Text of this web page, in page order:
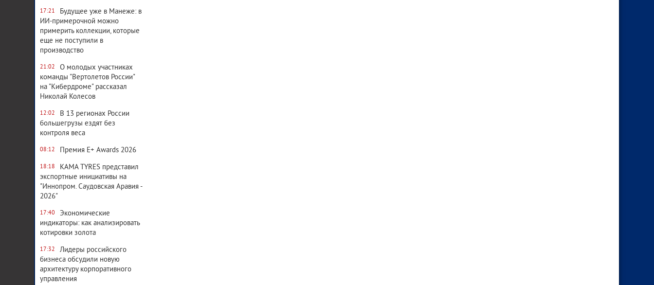
17:21
Будущее уже в Манеже: в
ИИ-примерочной можно
примерить коллекции, которые
еще не поступили в
производство
21:02
О молодых участниках
команды "Вертолетов России"
на "Кибердроме" рассказал
Николай Колесов
12:02
В 13 регионах России
большегрузы ездят без
контроля веса
08:12 Премия E+ Awards 2026
18:18
KAMA TYRES представил
экспортные инициативы на
"Иннопром. Саудовская Аравия -
2026"
17:40
Экономические
индикаторы: как анализировать
котировки золота
17:32
Лидеры российского
бизнеса обсудили новую
архитектуру корпоративного
управления